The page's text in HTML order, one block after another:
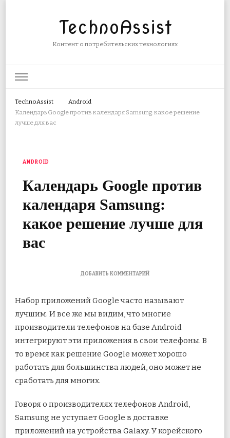
TechnoAssist
Контент о потребительских технологиях
TechnoAssist
Android
Календарь Google против календаря Samsung: какое решение
лучше для вас
ANDROID
Календарь Google против
календаря Samsung:
какое решение лучше для
вас
ДОБАВИТЬ КОММЕНТАРИЙК
GOOGLE
КАЛЕНДАРЯ
SAMSUNG:
РЕШЕНИЕ
ЛУЧШЕ
ВАС
Набор приложений Google часто называют
лучшим. И все же мы видим, что многие
производители телефонов на базе Android
интегрируют эти приложения в свои телефоны. В
то время как решение Google может хорошо
работать длябольшинства людей, оно может не
сработать для многих.
Говоря о производителях телефонов Android,
Samsung не уступает Google в доставке
приложений на устройства Galaxy. У корейского